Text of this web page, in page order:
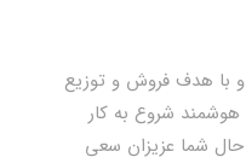
فروشگاه نیک استور در سال ۱۳۹۹ و با هدف فروش و توزیع
شروع به کار
شما عزیزان سعی